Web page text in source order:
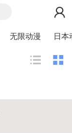
无限动漫 日本